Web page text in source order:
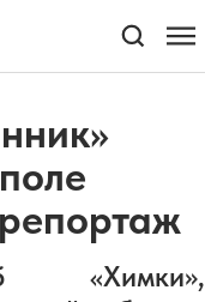
«Химки»,